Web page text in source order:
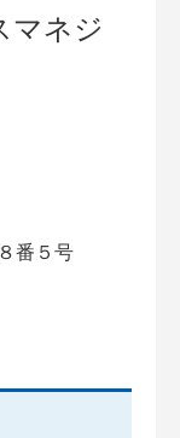
マネジ
番５号